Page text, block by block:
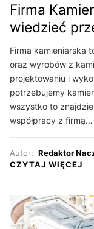
Firma
wiedzieć
Firma kamieniarska
oraz wyrobów z
projektowaniu i
potrzebujemy
wszystko to
współpracy z firmą…
Autor: Redaktor
CZYTAJ WIĘCEJ